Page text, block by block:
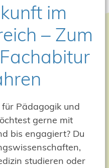
im
– Zum
Pädagogik und
gerne mit
bis engagiert? Du
studieren oder